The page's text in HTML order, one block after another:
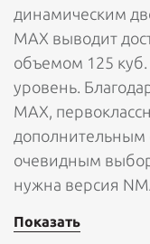
динамическим
MAX выводит
объемом 125
уровень.
MAX,
дополнительным
очевидным
нужна версия
Показать